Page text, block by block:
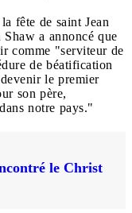
fête de saint Jean
a annoncé que
comme "serviteur de
de béatification
le premier
son père,
notre pays."
le Christ